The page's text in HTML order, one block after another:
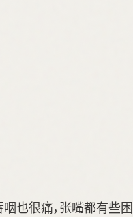
也很痛，张嘴都有些困